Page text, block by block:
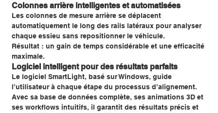
Colonnes arrière intelligentes et automatisées
Les colonnes de mesure arrière se déplacent
automatiquement le long des rails latéraux pour analyser
chaque essieu sans repositionner le véhicule.
Résultat : un gain de temps considérable et une efficacité
maximale.
Logiciel intelligent pour des résultats parfaits
Le logiciel SmartLight, basé sur Windows, guide
l’utilisateur à chaque étape du processus d’alignement.
Avec sa base de données complète, ses animations 3D et
ses workflows intuitifs, il garantit des résultats précis et